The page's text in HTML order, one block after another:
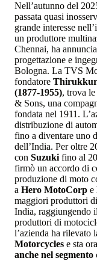
Nell’autunno del
passata quasi
grande interesse
un produttore
Chennai, ha
progettazione e
Bologna. La TVS
fondatore
(1877-1955), trova
& Sons, una
fondata nel 1911.
distribuzione di
fino a diventare uno
dell’India. Per oltre
con Suzuki fino al
firmò un accordo di
produzione di moto
a Hero MotoCorp e
maggiori produttori
India, raggiungendo
produttori di
l’azienda ha rilevato
Motorcycles e sta
anche nel